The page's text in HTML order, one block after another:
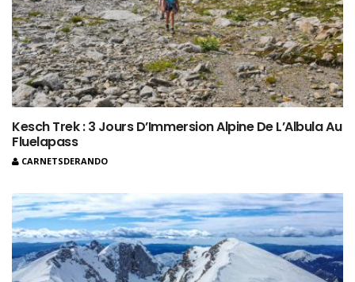
Kesch Trek : 3 Jours D’Immersion Alpine De L’Albula Au
Fluelapass
CARNETSDERANDO